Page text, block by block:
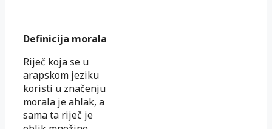
Definicija morala
Riječ koja se u
arapskom jeziku
koristi u značenju
morala je ahlak, a
sama ta riječ je